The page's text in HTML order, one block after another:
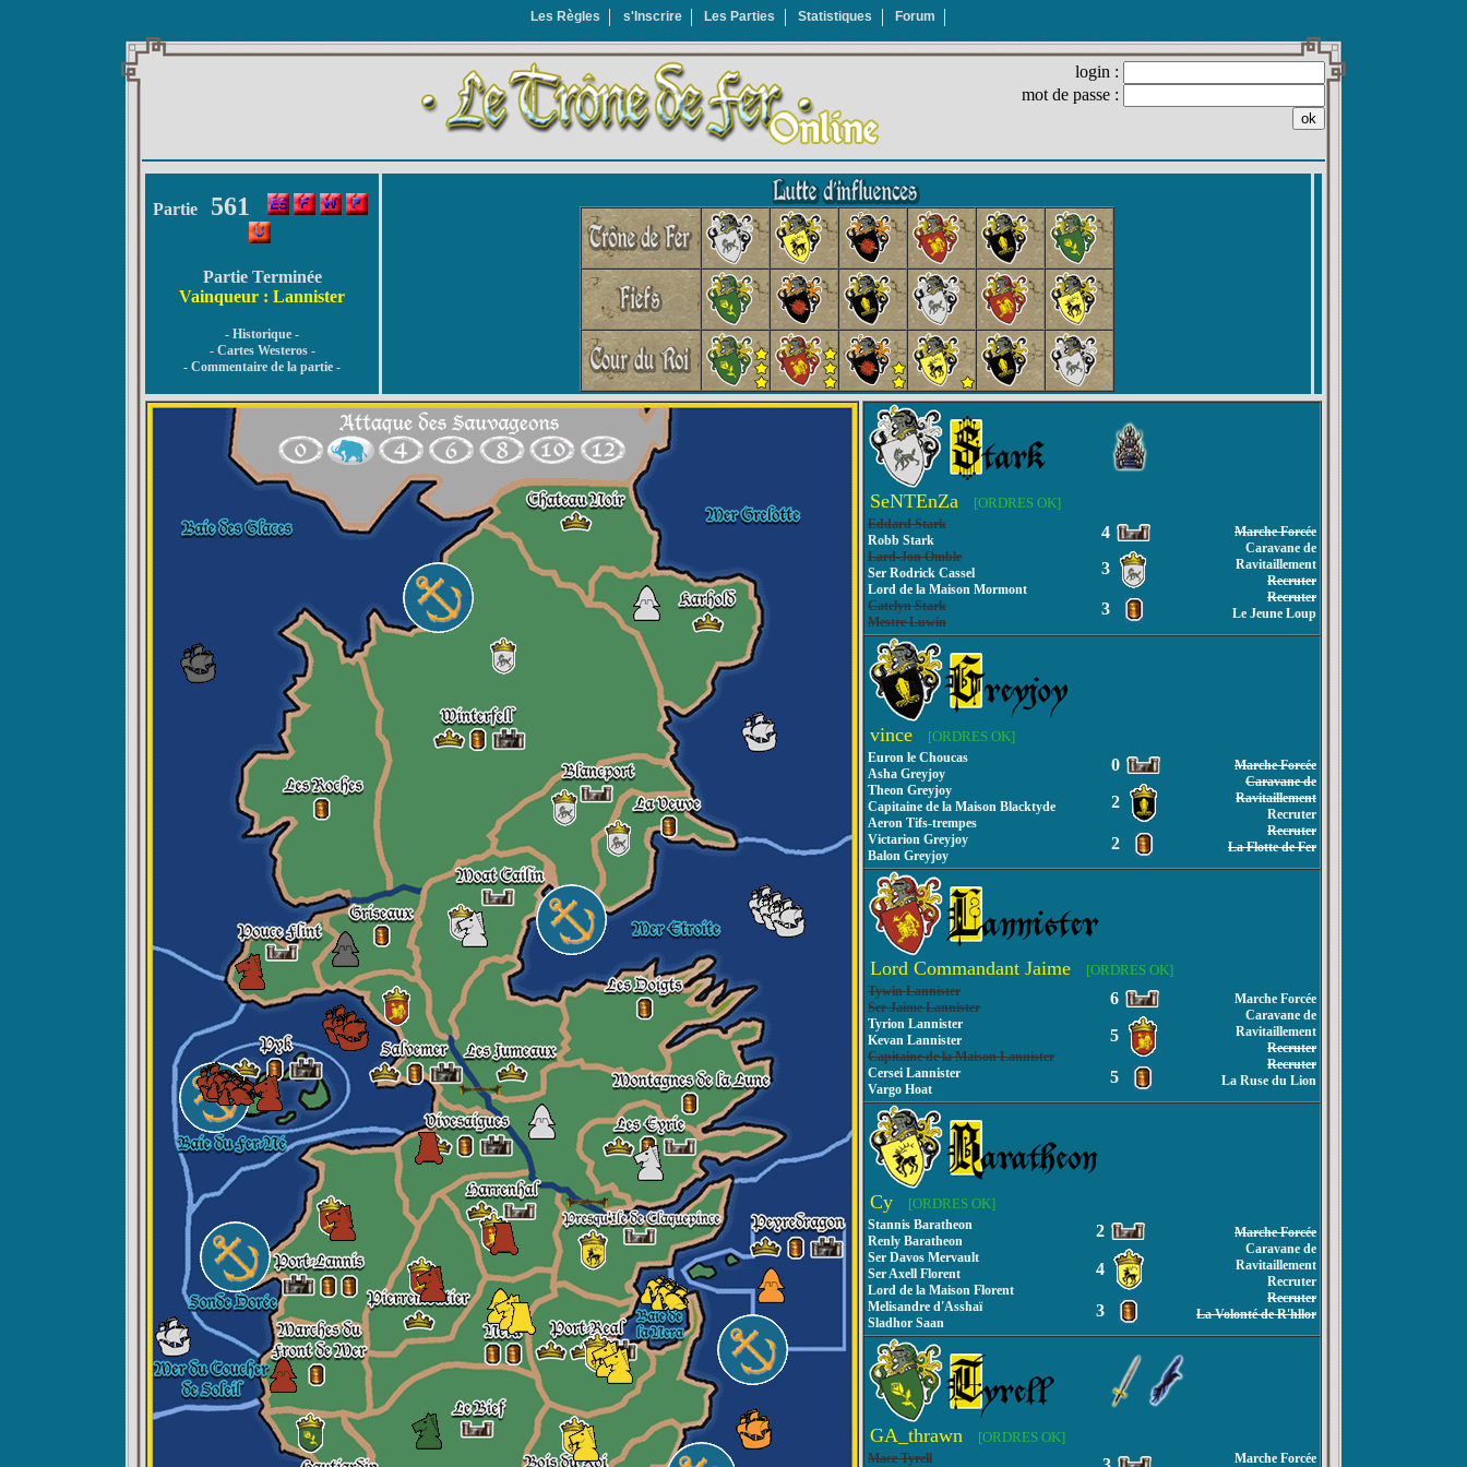
Les Règles s'Inscrire Les Parties Statistiques Forum
login :
mot de passe :
Partie 561
Partie Terminée
Vainqueur : Lannister
- Historique -
- Cartes Westeros -
- Commentaire de la partie -
SeNTEnZa [ORDRES OK]
Eddard Stark
Robb Stark
Lard-Jon Omble
Ser Rodrick Cassel
Lord de la Maison Mormont
Catelyn Stark
Mestre Luwin
4
3
3
Marche Forcée
Caravane de
Ravitaillement
Recruter
Recruter
Le Jeune Loup
vince [ORDRES OK]
Euron le Choucas
Asha Greyjoy
Theon Greyjoy
Capitaine de la Maison Blacktyde
Aeron Tifs-trempes
Victarion Greyjoy
Balon Greyjoy
0
2
2
Marche Forcée
Caravane de
Ravitaillement
Recruter
Recruter
La Flotte de Fer
Lord Commandant Jaime [ORDRES OK]
Tywin Lannister
Ser Jaime Lannister
Tyrion Lannister
Kevan Lannister
Capitaine de la Maison Lannister
Cersei Lannister
Vargo Hoat
6
5
5
Marche Forcée
Caravane de
Ravitaillement
Recruter
Recruter
La Ruse du Lion
Cy [ORDRES OK]
Stannis Baratheon
Renly Baratheon
Ser Davos Mervault
Ser Axell Florent
Lord de la Maison Florent
Melisandre d'Asshaï
Sladhor Saan
2
4
3
Marche Forcée
Caravane de
Ravitaillement
Recruter
Recruter
La Volonté de R'hllor
GA_thrawn [ORDRES OK]
Mace Tyrell Marche Forcée